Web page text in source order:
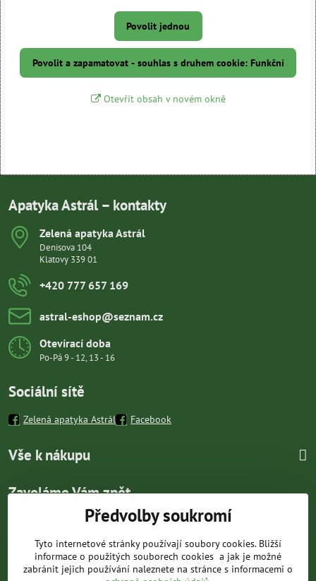
Povolit jednou
Povolit a zapamatovat - souhlas s druhem cookie: Funkční
Otevřít obsah v novém okně
Apatyka Astrál – kontakty
Zelená apatyka Astrál
Denisova 104
Klatovy 339 01
+420 777 657 169
astral-eshop​@seznam​.cz
Otevírací doba
Po-Pá 9 - 12, 13 - 16
Sociální sítě
Zelená apatyka Astrál Facebook
Vše k nákupu
Zavoláme Vám zpět
Předvolby soukromí
Tyto internetové stránky používají soubory cookies. Bližší
informace o použitých souborech cookies a jak je možné
zabránit jejich používání naleznete na stránce s informacemi o